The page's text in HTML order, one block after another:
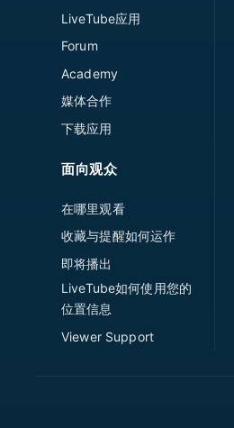
LiveTube应用
Forum
Academy
媒体合作
下载应用
面向观众
在哪里观看
收藏与提醒如何运作
即将播出
LiveTube如何使用您的
位置信息
Viewer Support